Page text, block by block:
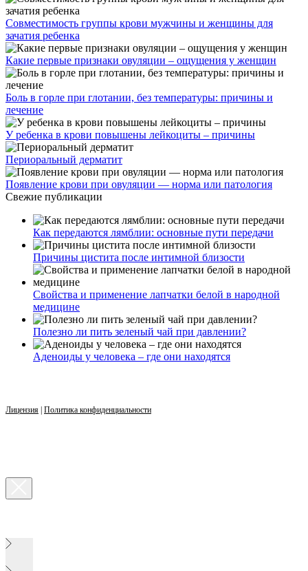
Совместимость группы крови мужчины и женщины для
зачатия ребенка
Какие первые признаки овуляции – ощущения у женщин
Боль в горле при глотании, без температуры: причины и
лечение
У ребенка в крови повышены лейкоциты – причины
Периоральный дерматит
Появление крови при овуляции — норма или патология
Свежие публикации
Как передаются лямблии: основные пути передачи
Причины цистита после интимной близости
Свойства и применение лапчатки белой в народной
медицине
Полезно ли пить зеленый чай при давлении?
Аденоиды у человека – где они находятся
Лицензия | Политика конфиденциальности